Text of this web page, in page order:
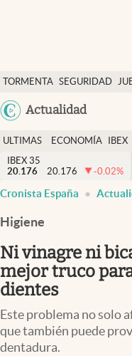
TORMENTA SEGURIDAD
Actualidad
Economía y finanzas
Política
Actualidad
Criptomonedas
España
ULTIMAS
NOTICIAS
ECONOMÍA
FINANZAS
IBEX
EURO
IBEX 35
20.176
20.176 -0.02%
Cronista España
Higiene
Ni vinagre ni
mejor truco
dientes
Este problema no solo
que también puede
dentadura.